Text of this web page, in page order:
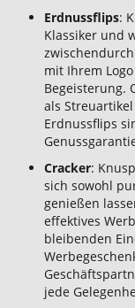
Erdnussflips:
Klassiker und
mit Ihrem
Begeisterung.
als
Erdnussflips
Cracker:
sich sowohl
genießen
effektives
bleibenden
jede